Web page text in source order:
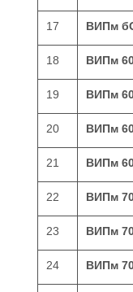
17 ВИПм
18 ВИПм
19 ВИПм
20 ВИПм
21 ВИПм
22 ВИПм
23 ВИПм
24 ВИПм